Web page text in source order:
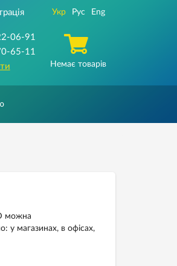
06-91
65-11
Укр Рус Eng
Немає товарів
можна
у магазинах, в офісах,